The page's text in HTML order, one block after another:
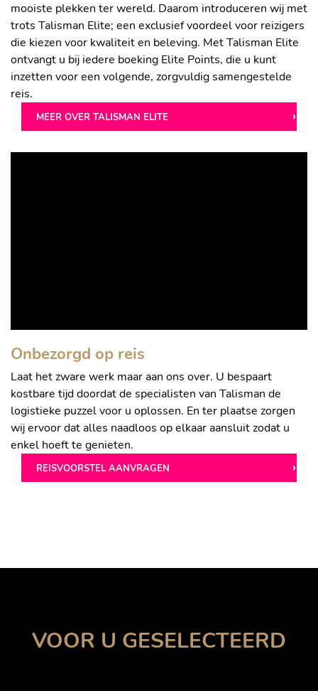
mooiste plekken ter wereld. Daarom introduceren wij met
trots Talisman Elite; een exclusief voordeel voor reizigers
die kiezen voor kwaliteit en beleving. Met Talisman Elite
ontvangt u bij iedere boeking Elite Points, die u kunt
inzetten voor een volgende, zorgvuldig samengestelde
reis.
MEER OVER TALISMAN ELITE
Onbezorgd op reis
Laat het zware werk maar aan ons over. U bespaart
kostbare tijd doordat de specialisten van Talisman de
logistieke puzzel voor u oplossen. En ter plaatse zorgen
wij ervoor dat alles naadloos op elkaar aansluit zodat u
enkel hoeft te genieten.
REISVOORSTEL AANVRAGEN
VOOR U GESELECTEERD